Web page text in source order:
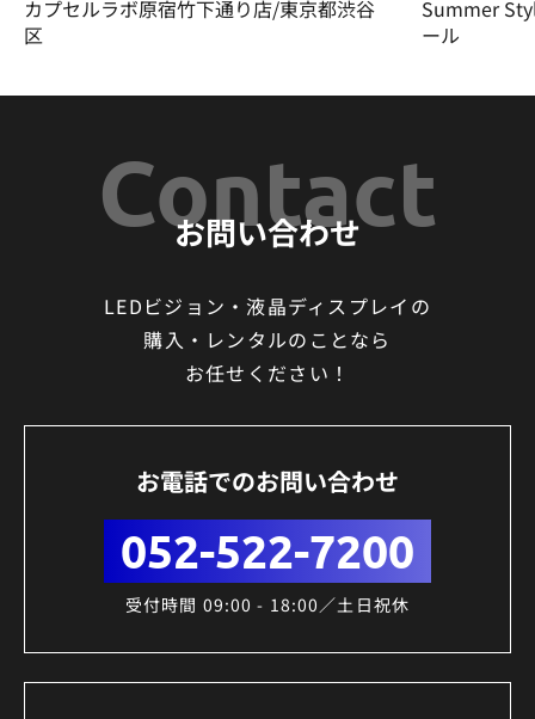
カプセルラボ原宿竹下通り店/東京都渋谷
区
Summer
ール
Contact
お問い合わせ
LEDビジョン・液晶ディスプレイの
購入・レンタルのことなら
お任せください！
お電話でのお問い合わせ
052-522-7200
受付時間 09:00 - 18:00／土日祝休